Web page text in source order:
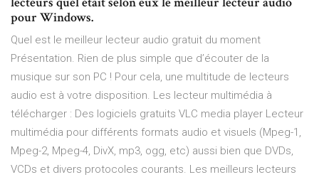
pour Windows.
Quel est le meilleur lecteur audio gratuit du moment
Présentation. Rien de plus simple que d’écouter de la
musique sur son PC ! Pour cela, une multitude de lecteurs
audio est à votre disposition. Les lecteur multimédia à
télécharger : Des logiciels gratuits VLC media player Lecteur
multimédia pour différents formats audio et visuels (Mpeg-1,
Mpeg-2, Mpeg-4, DivX, mp3, ogg, etc) aussi bien que DVDs,
VCDs et divers protocoles courants. Les meilleurs lecteurs